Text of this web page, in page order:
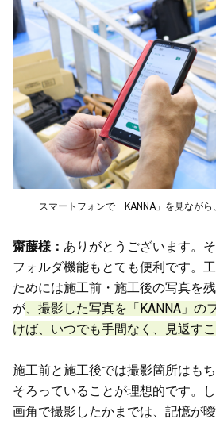
スマートフォンで「KANNA」を見なが
齋藤様： ありがとうございます。そ
フォルダ機能もとても便利です。
ためには施工前・施工後の写真を
が、撮影した写真を「KANNA」の
けば、いつでも手間なく、見返すこ
施工前と施工後では撮影箇所はも
そろっていることが理想的です。
画角で撮影したかまでは、記憶が